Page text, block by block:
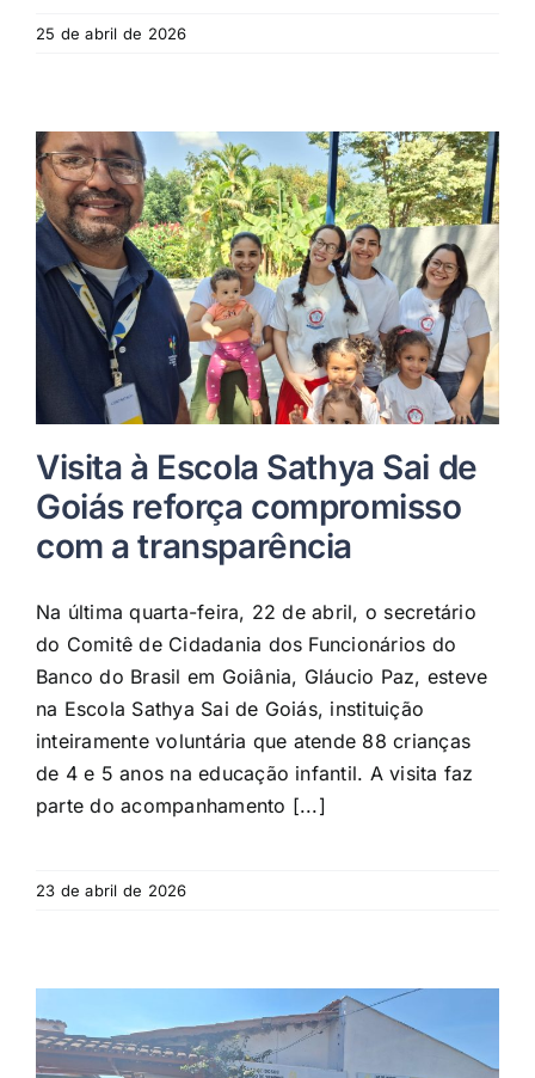
25 de abril de 2026
Visita à Escola Sathya Sai de
Goiás reforça compromisso
com a transparência
Na última quarta-feira, 22 de abril, o secretário
do Comitê de Cidadania dos Funcionários do
Banco do Brasil em Goiânia, Gláucio Paz, esteve
na Escola Sathya Sai de Goiás, instituição
inteiramente voluntária que atende 88 crianças
de 4 e 5 anos na educação infantil. A visita faz
parte do acompanhamento [...]
23 de abril de 2026